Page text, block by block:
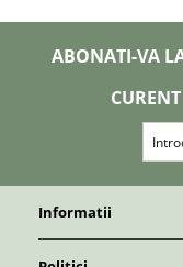
ABONATI-VA
Informatii